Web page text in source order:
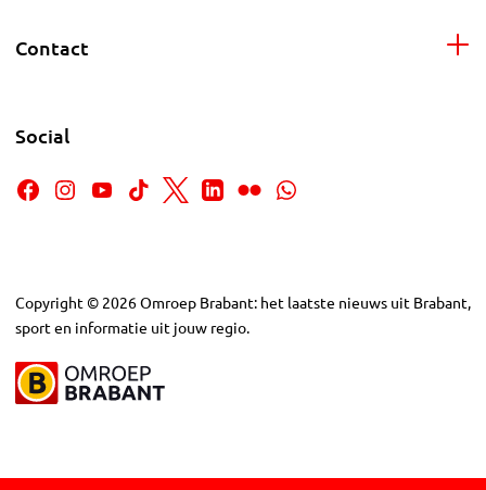
Contact
Social
Copyright © 2026Omroep Brabant: het laatste nieuws uit Brabant,
sport en informatie uit jouw regio.